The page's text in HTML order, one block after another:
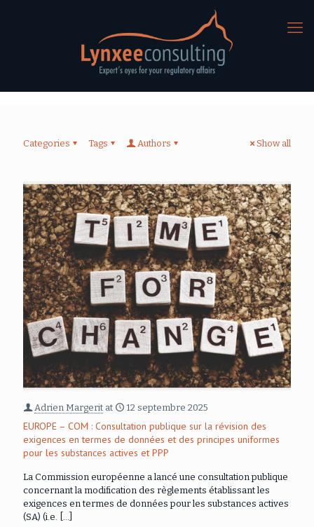
Categories Tags Authors Show all
Adrien Margerit at 12 septembre 2025
EUROPE – COM : Consultation publique sur la révision des
exigences en termes de données et des principes uniformes
pour les substances actives et PPP
La Commission européenne a lancé une consultation publique
concernant la modification des règlements établissant les
exigences en termes de données pour les substances actives
(SA) (i.e. […]